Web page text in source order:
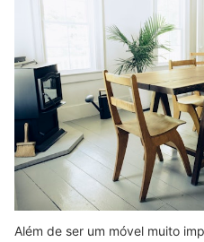
Além de ser um móvel muito